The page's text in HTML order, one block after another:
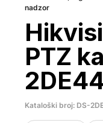
nadzor
PTZ
Kataloški broj: DS-